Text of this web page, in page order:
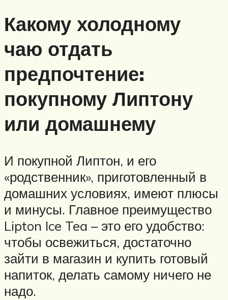
Какому холодному
чаю отдать
предпочтение:
покупному Липтону
или домашнему
И покупной Липтон, и его
«родственник», приготовленный в
домашних условиях, имеют плюсы
и минусы. Главное преимущество
Lipton Ice Tea – это его удобство:
чтобы освежиться, достаточно
зайти в магазин и купить готовый
напиток, делать самому ничего не
надо.